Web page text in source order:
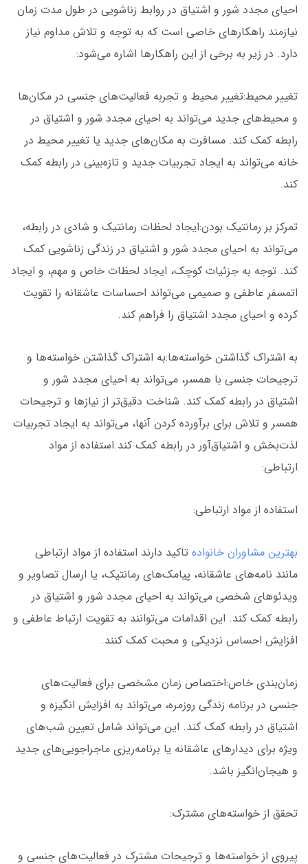
احیای مجدد شور و اشتیاق در روابط زناشویی در طول مدت زمان
نیازمند راهکارهای خاصی است که به توجه و تلاش مداوم نیاز
دارد. در زیر به برخی از این راهکارها اشاره می‌شود:
تغییر محیط:تغییر محیط و تجربه فعالیت‌های جنسی در مکان‌ها
و محیط‌های جدید می‌تواند به احیای مجدد شور و اشتیاق در
رابطه کمک کند. مسافرت به مکان‌های جدید یا تغییر محیط در
خانه می‌تواند به ایجاد تجربیات جدید و تازه‌بینی در رابطه کمک
کند.
تمرکز بر رمانتیک بودن:ایجاد لحظات رمانتیک و شادی در رابطه،
می‌تواند به احیای مجدد شور و اشتیاق در زندگی زناشویی کمک
کند. توجه به جزئیات کوچک، ایجاد لحظات خاص و مهم، و ایجاد
اتمسفر عاطفی و صمیمی می‌تواند احساسات عاشقانه را تقویت
کرده و احیای مجدد اشتیاق را فراهم کند.
به اشتراک گذاشتن خواسته‌ها:به اشتراک گذاشتن خواسته‌ها و
ترجیحات جنسی با همسر، می‌تواند به احیای مجدد شور و
اشتیاق در رابطه کمک کند. شناخت دقیق‌تر از نیازها و ترجیحات
همسر و تلاش برای برآورده کردن آنها، می‌تواند به ایجاد تجربیات
لذت‌بخش و اشتیاق‌آور در رابطه کمک کند.استفاده از مواد
ارتباطی:
استفاده از مواد ارتباطی:
بهترین مشاوران خانواده تاکید دارند استفاده از مواد ارتباطی
مانند نامه‌های عاشقانه، پیامک‌های رمانتیک، یا ارسال تصاویر و
ویدئوهای شخصی می‌تواند به احیای مجدد شور و اشتیاق در
رابطه کمک کند. این اقدامات می‌توانند به تقویت ارتباط عاطفی و
افزایش احساس نزدیکی و محبت کمک کنند.
زمان‌بندی خاص:اختصاص زمان مشخصی برای فعالیت‌های
جنسی در برنامه زندگی روزمره، می‌تواند به افزایش انگیزه و
اشتیاق در رابطه کمک کند. این می‌تواند شامل تعیین شب‌های
ویژه برای دیدارهای عاشقانه یا برنامه‌ریزی ماجراجویی‌های جدید
و هیجان‌انگیز باشد.
تحقق از خواسته‌های مشترک:
پیروی از خواسته‌ها و ترجیحات مشترک در فعالیت‌های جنسی و